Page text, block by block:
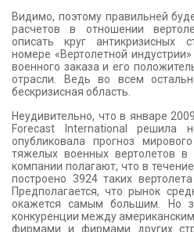
Видимо, поэтому правильней
расчетов в отношении
описать круг антикризисных
номере «Вертолетной
военного заказа и его
отрасли. Ведь во всем
бескризисная область.
Неудивительно, что в январе
Forecast International решила
опубликовала прогноз
тяжелых военных вертолетов
компании полагают, что в
построено 3924 таких
Предполагается, что рынок
окажется самым большим. Но
конкуренции между
фирмами и фирмами других